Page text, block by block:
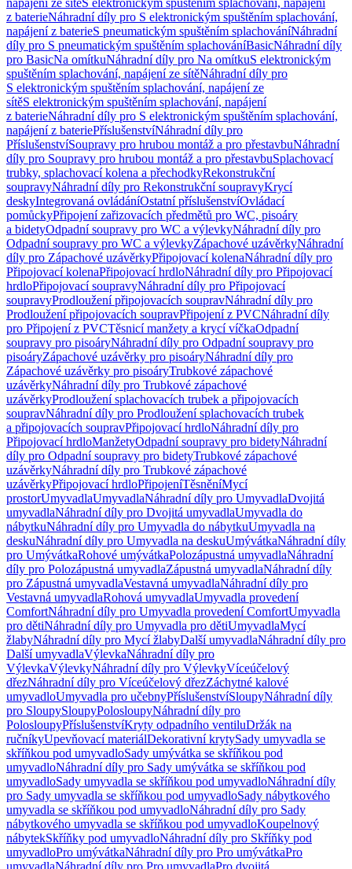
napájení ze sítěS elektronickým spuštěním splachování, napájení
z baterieNáhradní díly pro S elektronickým spuštěním splachování,
napájení z baterieS pneumatickým spuštěním splachováníNáhradní
díly pro S pneumatickým spuštěním splachováníBasicNáhradní díly
pro BasicNa omítkuNáhradní díly pro Na omítkuS elektronickým
spuštěním splachování, napájení ze sítěNáhradní díly pro
S elektronickým spuštěním splachování, napájení ze
sítěS elektronickým spuštěním splachování, napájení
z baterieNáhradní díly pro S elektronickým spuštěním splachování,
napájení z bateriePříslušenstvíNáhradní díly pro
PříslušenstvíSoupravy pro hrubou montáž a pro přestavbuNáhradní
díly pro Soupravy pro hrubou montáž a pro přestavbuSplachovací
trubky, splachovací kolena a přechodkyRekonstrukční
soupravyNáhradní díly pro Rekonstrukční soupravyKrycí
deskyIntegrovaná ovládáníOstatní příslušenstvíOvládací
pomůckyPřipojení zařizovacích předmětů pro WC, pisoáry
a bidetyOdpadní soupravy pro WC a výlevkyNáhradní díly pro
Odpadní soupravy pro WC a výlevkyZápachové uzávěrkyNáhradní
díly pro Zápachové uzávěrkyPřipojovací kolenaNáhradní díly pro
Připojovací kolenaPřipojovací hrdloNáhradní díly pro Připojovací
hrdloPřipojovací soupravyNáhradní díly pro Připojovací
soupravyProdloužení připojovacích soupravNáhradní díly pro
Prodloužení připojovacích soupravPřipojení z PVCNáhradní díly
pro Připojení z PVCTěsnicí manžety a krycí víčkaOdpadní
soupravy pro pisoáryNáhradní díly pro Odpadní soupravy pro
pisoáryZápachové uzávěrky pro pisoáryNáhradní díly pro
Zápachové uzávěrky pro pisoáryTrubkové zápachové
uzávěrkyNáhradní díly pro Trubkové zápachové
uzávěrkyProdloužení splachovacích trubek a připojovacích
soupravNáhradní díly pro Prodloužení splachovacích trubek
a připojovacích soupravPřipojovací hrdloNáhradní díly pro
Připojovací hrdloManžetyOdpadní soupravy pro bidetyNáhradní
díly pro Odpadní soupravy pro bidetyTrubkové zápachové
uzávěrkyNáhradní díly pro Trubkové zápachové
uzávěrkyPřipojovací hrdloPřipojeníTěsněníMycí
prostorUmyvadlaUmyvadlaNáhradní díly pro UmyvadlaDvojitá
umyvadlaNáhradní díly pro Dvojitá umyvadlaUmyvadla do
nábytkuNáhradní díly pro Umyvadla do nábytkuUmyvadla na
deskuNáhradní díly pro Umyvadla na deskuUmývátkaNáhradní díly
pro UmývátkaRohové umývátkaPolozápustná umyvadlaNáhradní
díly pro Polozápustná umyvadlaZápustná umyvadlaNáhradní díly
pro Zápustná umyvadlaVestavná umyvadlaNáhradní díly pro
Vestavná umyvadlaRohová umyvadlaUmyvadla provedení
ComfortNáhradní díly pro Umyvadla provedení ComfortUmyvadla
pro dětiNáhradní díly pro Umyvadla pro dětiUmyvadlaMycí
žlabyNáhradní díly pro Mycí žlabyDalší umyvadlaNáhradní díly pro
Další umyvadlaVýlevkaNáhradní díly pro
VýlevkaVýlevkyNáhradní díly pro VýlevkyVíceúčelový
dřezNáhradní díly pro Víceúčelový dřezZáchytné kalové
umyvadloUmyvadla pro učebnyPříslušenstvíSloupyNáhradní díly
pro SloupySloupyPolosloupyNáhradní díly pro
PolosloupyPříslušenstvíKryty odpadního ventiluDržák na
ručníkyUpevňovací materiálDekorativní krytySady umyvadla se
skříňkou pod umyvadloSady umývátka se skříňkou pod
umyvadloNáhradní díly pro Sady umývátka se skříňkou pod
umyvadloSady umyvadla se skříňkou pod umyvadloNáhradní díly
pro Sady umyvadla se skříňkou pod umyvadloSady nábytkového
umyvadla se skříňkou pod umyvadloNáhradní díly pro Sady
nábytkového umyvadla se skříňkou pod umyvadloKoupelnový
nábytekSkříňky pod umyvadloNáhradní díly pro Skříňky pod
umyvadloPro umývátkaNáhradní díly pro Pro umývátkaPro
umyvadlaNáhradní díly pro Pro umyvadlaPro dvojitá